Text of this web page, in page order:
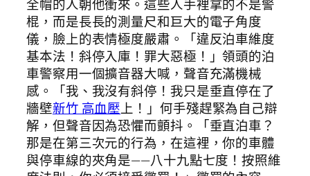
全帽的人朝他衝來。這些人手裡拿的不是警
棍，而是長長的測量尺和巨大的電子角度
儀，臉上的表情極度嚴肅。「違反泊車維度
基本法！斜停入庫！罪大惡極！」領頭的泊
車警察用一個擴音器大喊，聲音充滿機械
感。「我、我沒有斜停！我只是垂直停在了
牆壁新竹 高血壓上！」何手殘趕緊為自己辯
解，但聲音因為恐懼而顫抖。「垂直泊車？
那是在第三次元的行為，在這裡，你的車體
與停車線的夾角是——八十九點七度！按照維